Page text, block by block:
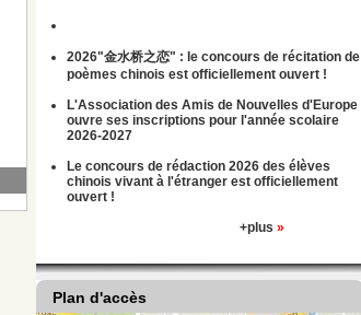
2026"金水桥之恋" : le concours de récitation de
poèmes chinois est officiellement ouvert !
L'Association des Amis de Nouvelles d'Europe
ouvre ses inscriptions pour l'année scolaire
2026-2027
Le concours de rédaction 2026 des élèves
chinois vivant à l'étranger est officiellement
ouvert !
+plus »
Plan d'accès